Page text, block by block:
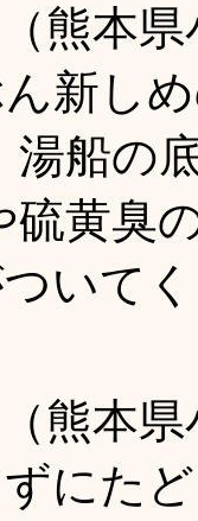
熊本
新し
湯船の
硫黄臭
いて
熊本
にた